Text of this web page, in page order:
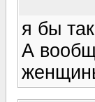
я бы
А